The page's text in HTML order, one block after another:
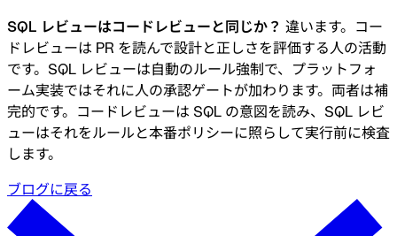
SQL レビューはコードレビューと同じか？ 違います。コー
ドレビューは PR を読んで設計と正しさを評価する人の活動
です。SQL レビューは自動のルール強制で、プラットフォ
ーム実装ではそれに人の承認ゲートが加わります。両者は補
完的です。コードレビューは SQL の意図を読み、SQL レビ
ューはそれをルールと本番ポリシーに照らして実行前に検査
します。
ブログに戻る